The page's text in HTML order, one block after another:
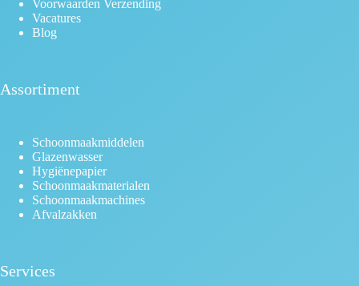
Voorwaarden Verzending
Vacatures
Blog
Assortiment
Schoonmaakmiddelen
Glazenwasser
Hygiënepapier
Schoonmaakmaterialen
Schoonmaakmachines
Afvalzakken
Services